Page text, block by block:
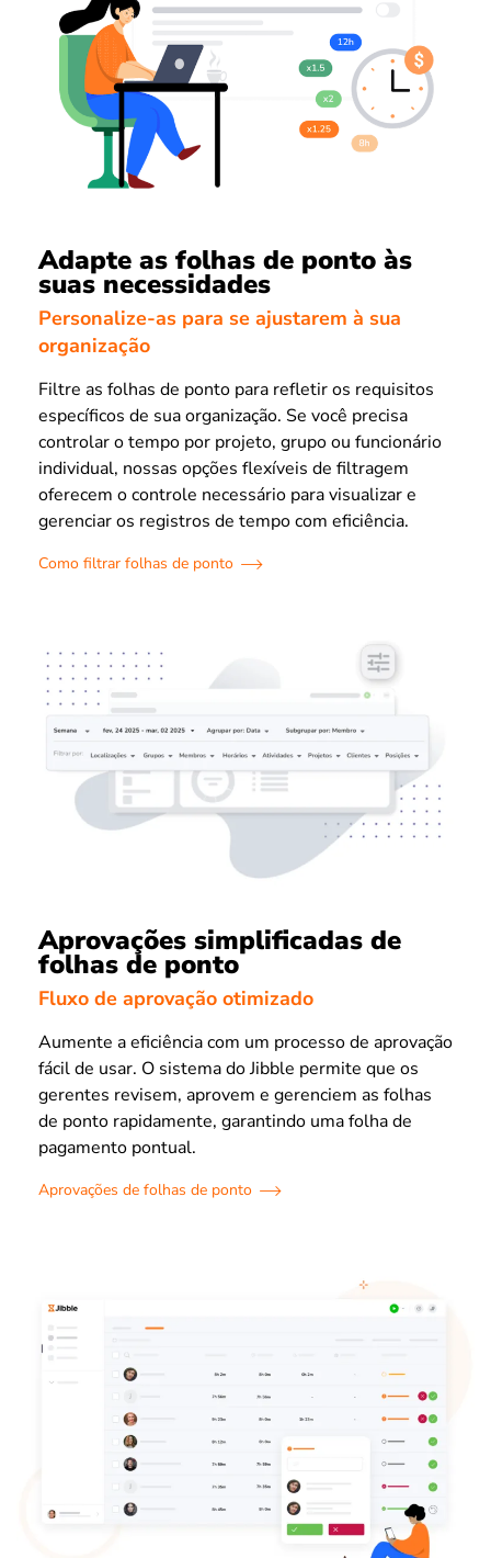
Adapte as folhas de ponto às
suas necessidades
Personalize-as para se ajustarem à sua
organização
Filtre as folhas de ponto para refletir os requisitos
específicos de sua organização. Se você precisa
controlar o tempo por projeto, grupo ou funcionário
individual, nossas opções flexíveis de filtragem
oferecem o controle necessário para visualizar e
gerenciar os registros de tempo com eficiência.
Como filtrar folhas de ponto
Aprovações simplificadas de
folhas de ponto
Fluxo de aprovação otimizado
Aumente a eficiência com um processo de aprovação
fácil de usar. O sistema do Jibble permite que os
gerentes revisem, aprovem e gerenciem as folhas
de ponto rapidamente, garantindo uma folha de
pagamento pontual.
Aprovações de folhas de ponto